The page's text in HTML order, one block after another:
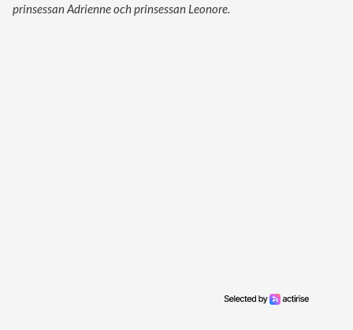
prinsessan Adrienne och prinsessan Leonore.